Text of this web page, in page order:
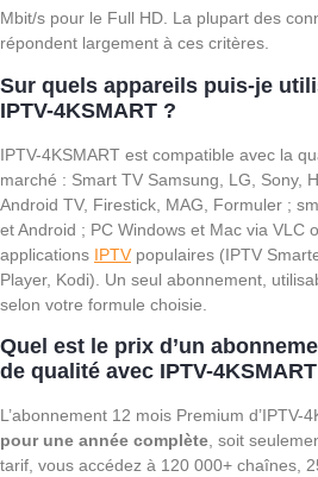
Mbit/s pour le Full HD. La plupart des
répondent largement à ces critères.
Sur quels appareils puis-je
IPTV-4KSMART ?
IPTV-4KSMART est compatible avec la
marché : Smart TV Samsung, LG, Sony,
Android TV, Firestick, MAG, Formuler ;
et Android ; PC Windows et Mac via VLC
applications IPTV populaires (IPTV
Player, Kodi). Un seul abonnement,
selon votre formule choisie.
Quel est le prix d’un
de qualité avec IPTV-
L’abonnement 12 mois Premium d’IPTV-
pour une année complète , soit
tarif, vous accédez à 120 000+ chaînes,